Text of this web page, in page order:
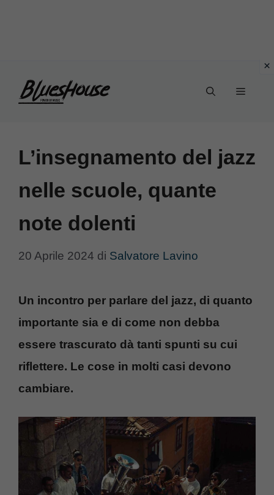
Menu
L’insegnamento del jazz
nelle scuole, quante
note dolenti
20 Aprile 2024 di Salvatore Lavino
Un incontro per parlare del jazz, di quanto
importante sia e di come non debba
essere trascurato dà tanti spunti su cui
riflettere. Le cose in molti casi devono
cambiare.